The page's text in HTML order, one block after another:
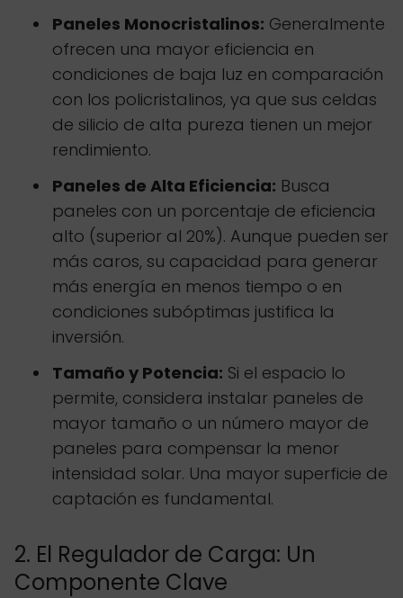
Paneles Monocristalinos: Generalmente
ofrecen una mayor eficiencia en
condiciones de baja luz en comparación
con los policristalinos, ya que sus celdas
de silicio de alta pureza tienen un mejor
rendimiento.
Paneles de Alta Eficiencia: Busca
paneles con un porcentaje de eficiencia
alto (superior al 20%). Aunque pueden ser
más caros, su capacidad para generar
más energía en menos tiempo o en
condiciones subóptimas justifica la
inversión.
Tamaño y Potencia: Si el espacio lo
permite, considera instalar paneles de
mayor tamaño o un número mayor de
paneles para compensar la menor
intensidad solar. Una mayor superficie de
captación es fundamental.
2. El Regulador de Carga: Un
Componente Clave